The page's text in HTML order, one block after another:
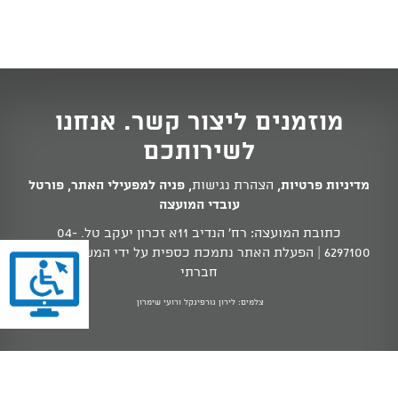
מוזמנים ליצור קשר. אנחנו
לשירותכם
מדיניות פרטיות, הצהרת נגישות, פניה למפעילי האתר, פורטל
עובדי המועצה
כתובת המועצה: רח' הנדיב 11א זכרון יעקב טל.
04-
6297100 | הפעלת האתר נתמכת כספית על ידי המשרד לשוויון
חברתי
צלמים: לירון גורפינקל ורועי שימרון